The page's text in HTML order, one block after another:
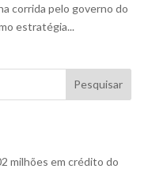
corrida pelo governo do
estratégia...
Pesquisar
milhões em crédito do